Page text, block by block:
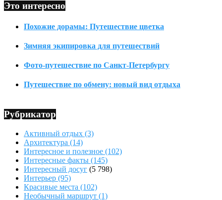
Это интересно
Похожие дорамы: Путешествие цветка
Зимняя экипировка для путешествий
Фото-путешествие по Санкт-Петербургу
Путешествие по обмену: новый вид отдыха
Рубрикатор
Активный отдых (3)
Архитектура (14)
Интересное и полезное (102)
Интересные факты (145)
Интересный досуг (5 798)
Интерьер (95)
Красивые места (102)
Необычный маршрут (1)